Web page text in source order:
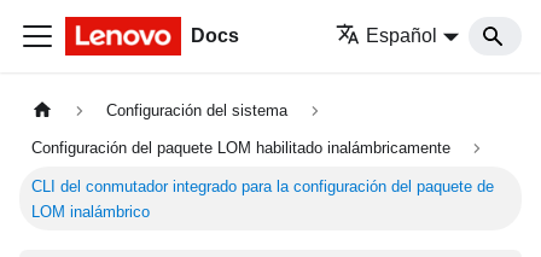
Docs Español
Configuración del sistema
Configuración del paquete LOM habilitado inalámbricamente
CLI del conmutador integrado para la configuración del paquete de
LOM inalámbrico